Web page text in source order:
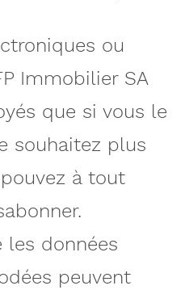
ou
Immobilier SA
que si vous le
souhaitez plus
à tout
les données
peuvent